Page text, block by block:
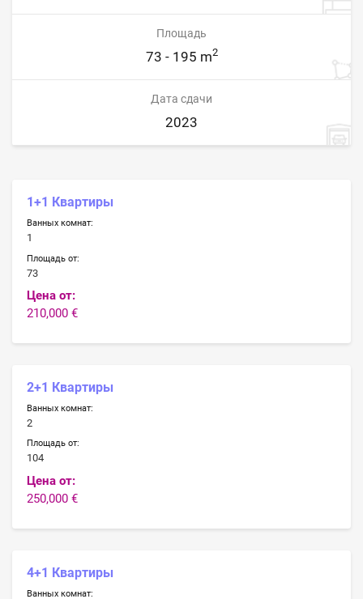
Площадь
73 - 195 m2
Дата сдачи
2023
1+1 Квартиры
Ванных комнат:
1
Площадь от:
73
Цена от:
210,000 €
2+1 Квартиры
Ванных комнат:
2
Площадь от:
104
Цена от:
250,000 €
4+1 Квартиры
Ванных комнат: